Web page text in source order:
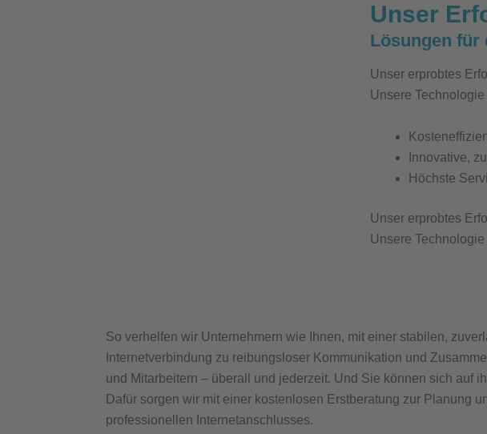
Unser
Lösungen für
Unser erprobtes
Unsere
Innovative,
Höchste
Unser erprobtes
Unsere
So verhelfen wir Unternehmern wie Ihnen, mit einer stabilen,
Internetverbindung zu reibungsloser Kommunikation und
und Mitarbeitern – überall und jederzeit. Und Sie können sich auf
Dafür sorgen wir mit einer kostenlosen Erstberatung zur Planung
professionellen Internetanschlusses.